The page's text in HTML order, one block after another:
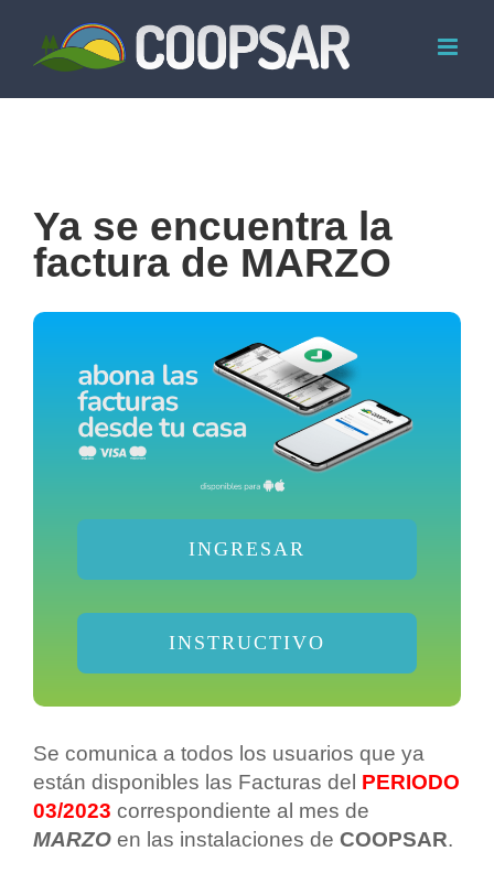
content
Ya se encuentra la
factura de MARZO
INGRESAR
INSTRUCTIVO
Se comunica a todos los usuarios que ya
están disponibles las Facturas del PERIODO
03/2023 correspondiente al mes de
MARZOen las instalaciones de COOPSAR.